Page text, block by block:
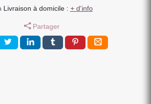
x
cm
Livraison à domicile : + d'info
Partager